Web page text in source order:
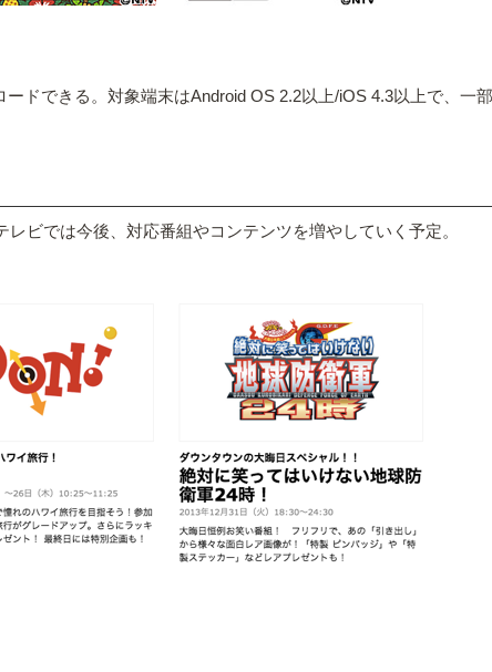
ドできる。対象端末はAndroid OS 2.2以上/iOS 4.3以上で、一
ビでは今後、対応番組やコンテンツを増やしていく予定。